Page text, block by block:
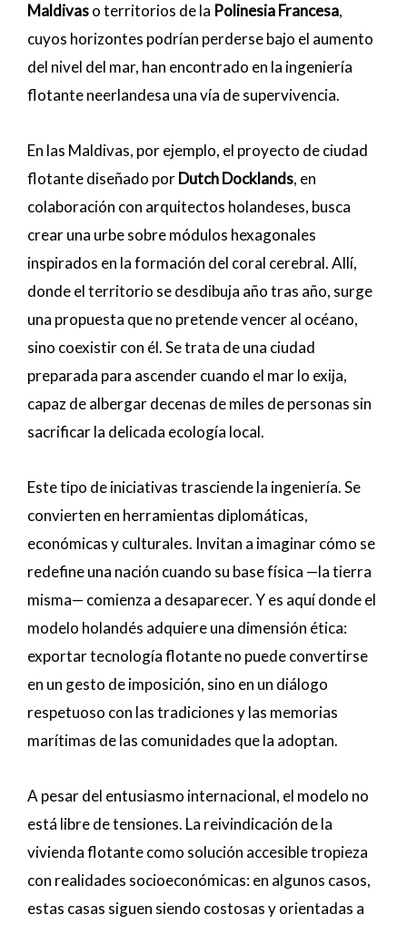
Maldivaso territorios de la Polinesia Francesa,
cuyos horizontes podrían perderse bajo el aumento
del nivel del mar, han encontrado en la ingeniería
flotante neerlandesa una vía de supervivencia.
En las Maldivas, por ejemplo, el proyecto de ciudad
flotante diseñado porDutch Docklands, en
colaboración con arquitectos holandeses, busca
crear una urbe sobre módulos hexagonales
inspirados en la formación del coral cerebral. Allí,
donde el territorio se desdibuja año tras año, surge
una propuesta que no pretende vencer al océano,
sino coexistir con él. Se trata de una ciudad
preparada para ascender cuando el mar lo exija,
capaz de albergar decenas de miles de personas sin
sacrificar la delicada ecología local.
Este tipo de iniciativas trasciende la ingeniería. Se
convierten en herramientas diplomáticas,
económicas y culturales. Invitan a imaginar cómo se
redefine una nación cuando su base física —la tierra
misma— comienza a desaparecer. Y es aquí donde el
modelo holandés adquiere una dimensión ética:
exportar tecnología flotante no puede convertirse
en un gesto de imposición, sino en un diálogo
respetuoso con las tradiciones y las memorias
marítimas de las comunidades que la adoptan.
A pesar del entusiasmo internacional, el modelo no
está libre de tensiones. La reivindicación de la
vivienda flotante como solución accesible tropieza
con realidades socioeconómicas: en algunos casos,
estas casas siguen siendo costosas y orientadas a